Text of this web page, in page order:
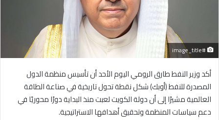
#image_title
أكد وزير النفط طارق الرومي اليوم الأحد أن تأسيس منظمة الدول
المصدرة للنفط (أوبك) شكل نقطة تحول تاريخية في صناعة الطاقة
العالمية مشيرًا إلى أن دولة الكويت لعبت منذ البداية دورًا محوريًا في
دعم سياسات المنظمة وتحقيق أهدافها الاستراتيجية.